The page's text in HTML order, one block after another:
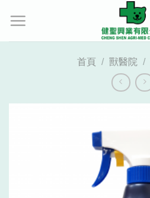
首頁 / 獸醫院 /